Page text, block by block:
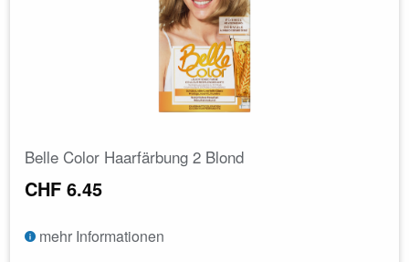
Belle Color Haarfärbung 2 Blond
CHF 6.45
mehr Informationen